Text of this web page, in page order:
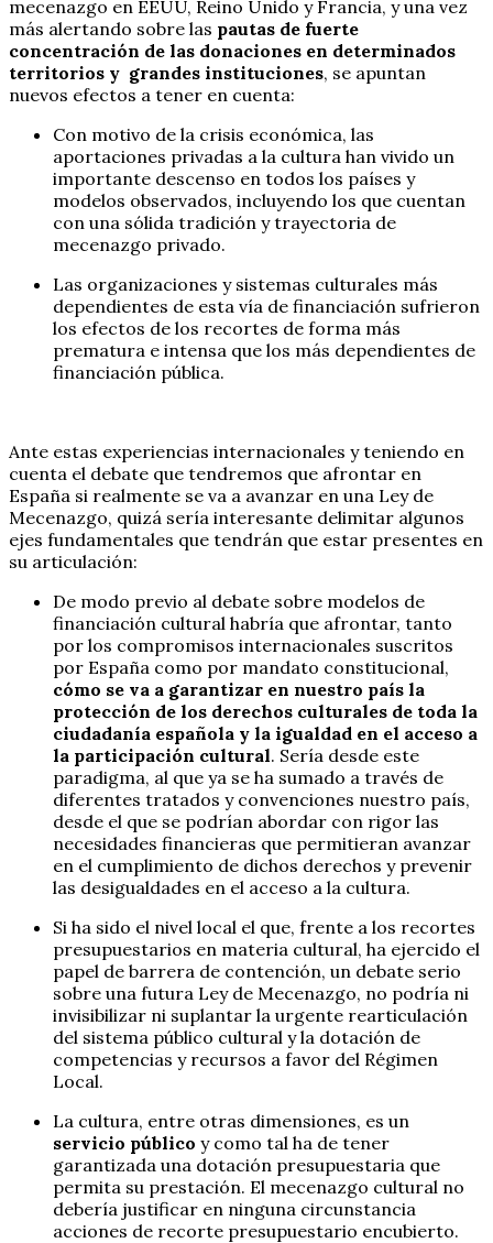
mecenazgo en EEUU, Reino Unido y Francia, y una vez
más alertando sobre las pautas de fuerte
concentración de las donaciones en determinados
territorios y grandes instituciones, se apuntan
nuevos efectos a tener en cuenta:
Con motivo de la crisis económica, las
aportaciones privadas a la cultura han vivido un
importante descenso en todos los países y
modelos observados, incluyendo los que cuentan
con una sólida tradición y trayectoria de
mecenazgo privado.
Las organizaciones y sistemas culturales más
dependientes de esta vía de financiación sufrieron
los efectos de los recortes de forma más
prematura e intensa que los más dependientes de
financiación pública.
Ante estas experiencias internacionales y teniendo en
cuenta el debate que tendremos que afrontar en
España si realmente se va a avanzar en una Ley de
Mecenazgo, quizá sería interesante delimitar algunos
ejes fundamentales que tendrán que estar presentes en
su articulación:
De modo previo al debate sobre modelos de
financiación cultural habría que afrontar, tanto
por los compromisos internacionales suscritos
por España como por mandato constitucional,
cómo se va a garantizar en nuestro país la
protección de los derechos culturales de toda la
ciudadanía española y la igualdad en el acceso a
la participación cultural. Sería desde este
paradigma, al que ya se ha sumado a través de
diferentes tratados y convenciones nuestro país,
desde el que se podrían abordar con rigor las
necesidades financieras que permitieran avanzar
en el cumplimiento de dichos derechos y prevenir
las desigualdades en el acceso a la cultura.
Si ha sido el nivel local el que, frente a los recortes
presupuestarios en materia cultural, ha ejercido el
papel de barrera de contención, un debate serio
sobre una futura Ley de Mecenazgo, no podría ni
invisibilizar ni suplantar la urgente rearticulación
del sistema público cultural y la dotación de
competencias y recursos a favor del Régimen
Local.
La cultura, entre otras dimensiones, es un
servicio público y como tal ha de tener
garantizada una dotación presupuestaria que
permita su prestación. El mecenazgo cultural no
debería justificar en ninguna circunstancia
acciones de recorte presupuestario encubierto.